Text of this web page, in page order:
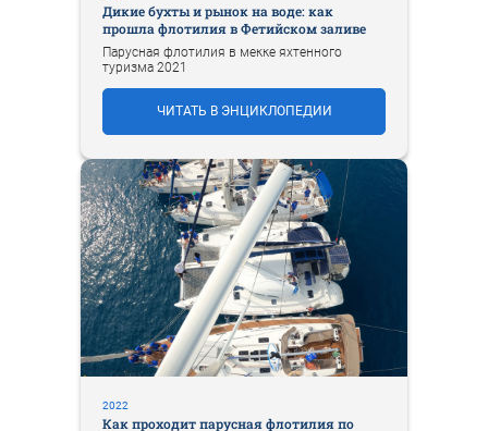
Дикие бухты и рынок на воде: как
прошла флотилия в Фетийском заливе
Парусная флотилия в мекке яхтенного
туризма 2021
ЧИТАТЬ В ЭНЦИКЛОПЕДИИ
2022
Как проходит парусная флотилия по